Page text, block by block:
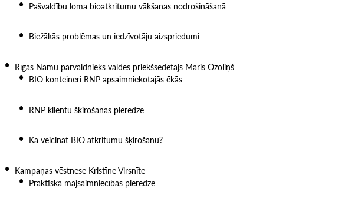
Pašvaldību loma bioatkritumu vākšanas nodrošināšanā
Biežākās problēmas un iedzīvotāju aizspriedumi
Rīgas Namu pārvaldnieks valdes priekšsēdētājs Māris Ozoliņš
BIO konteineri RNP apsaimniekotajās ēkās
RNP klientu šķirošanas pieredze
Kā veicināt BIO atkritumu šķirošanu?
Kampaņas vēstnese Kristīne Virsnīte
Praktiska mājsaimniecības pieredze